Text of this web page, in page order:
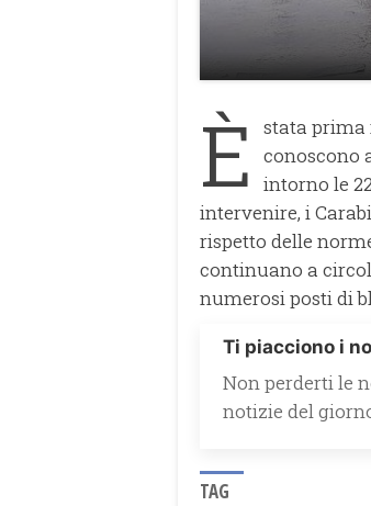
È
stata prima
conoscono
intorno le
intervenire, i
rispetto delle
continuano a
numerosi posti di
Ti piacciono i
Non perderti le
notizie del
TAG